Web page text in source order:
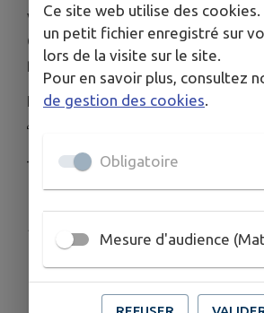
Venez rencontrer les acteurs
Cambes et découvrir la richesse
proposées.
Nous vous attendons nombreux !
🙏 Merci de votre compréhension.
— La Municipalité de Cambes
Ce site web utilise des
un petit fichier enregistré sur
lors de la visite sur le site.
Pour en savoir plus, consultez
de gestion des cookies
Obligatoire
Mesure d'audience